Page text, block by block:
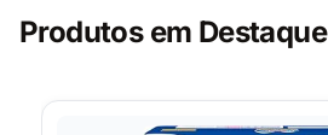
Produtos em Destaque